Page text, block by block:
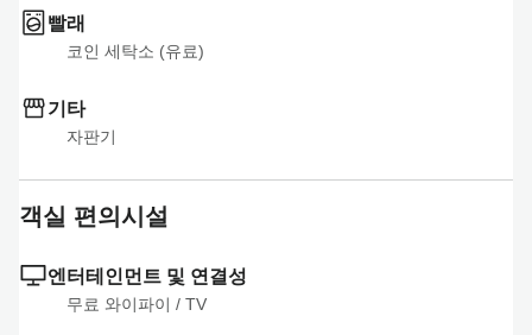
빨래
코인 세탁소 (유료)
기타
자판기
객실 편의시설
엔터테인먼트 및 연결성
무료 와이파이 / TV